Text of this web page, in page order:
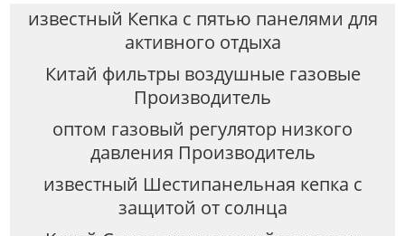
известный Кепка с пятью панелями для
активного отдыха
Китай фильтры воздушные газовые
Производитель
оптом газовый регулятор низкого
давления Производитель
известный Шестипанельная кепка с
защитой от солнца